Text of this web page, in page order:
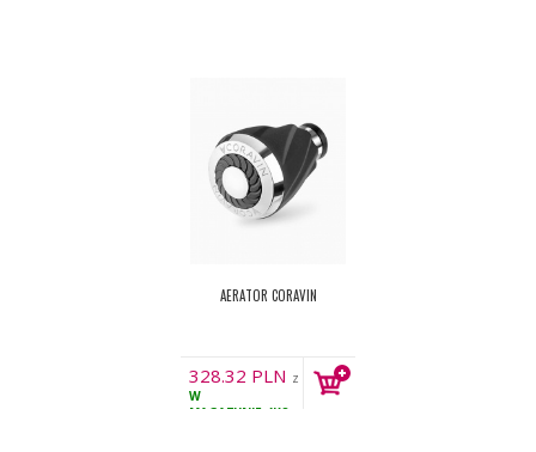
AERATOR CORAVIN
328.32 PLN z
VAT
W
MAGAZYNIE 4KS